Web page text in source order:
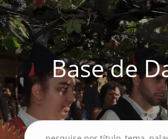
Base de